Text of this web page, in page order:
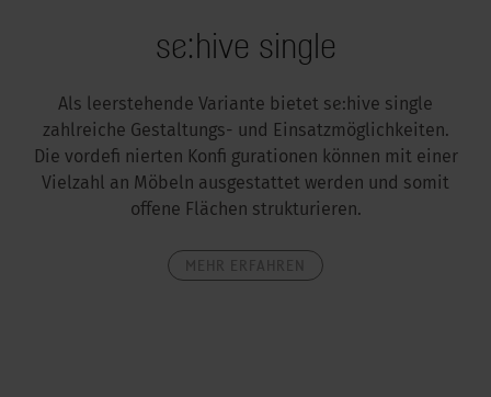
se:hive single
Als leerstehende Variante bietet se:hive single
zahlreiche Gestaltungs- und Einsatzmöglichkeiten.
Die vordefi nierten Konfi gurationen können mit einer
Vielzahl an Möbeln ausgestattet werden und somit
offene Flächen strukturieren.